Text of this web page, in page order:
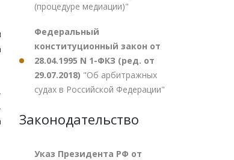
(процедуре медиации)"
Федеральный
конституционный закон от
28.04.1995 N 1-ФКЗ (ред. от
29.07.2018) "Об арбитражных
судах в Российской Федерации"
Законодательство
Указ Президента РФ от